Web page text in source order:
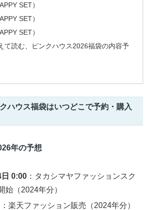
SET）
SET）
SET）
て読む、ピンクハウス2026福袋の内容予
ハウス福袋はいつどこで予約・購入
年の予想
0:00 ：タカシマヤファッションスク
始（2024年分）
：楽天ファッション販売（2024年分）